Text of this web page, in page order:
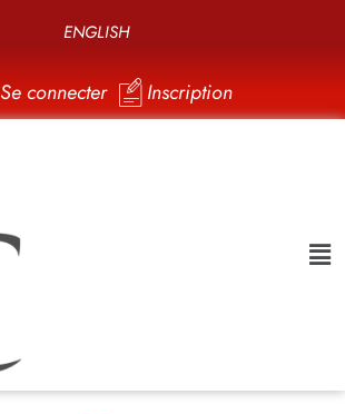
ENGLISH
Se connecter Inscription